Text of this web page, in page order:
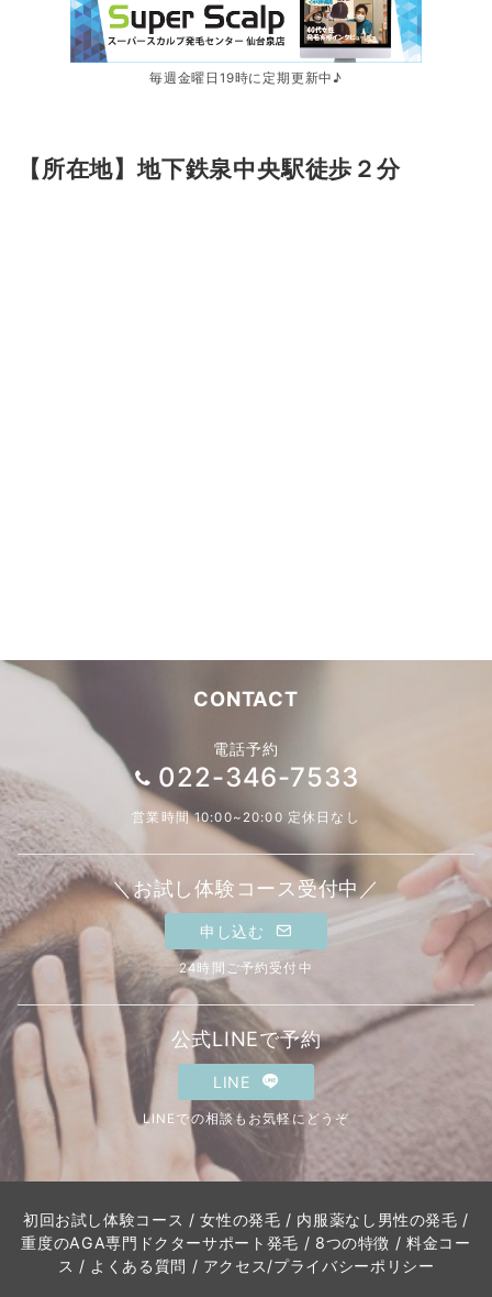
毎週金曜日19時に定期更新中♪
【所在地】地下鉄泉中央駅徒歩２分
CONTACT
電話予約
022-346-7533
営業時間 10:00~20:00 定休日なし
＼お試し体験コース受付中／
申し込む
24時間ご予約受付中
公式LINEで予約
LINE
LINEでの相談もお気軽にどうぞ
初回お試し体験コース /女性の発毛 / 内服薬なし男性の発毛 /
重度のAGA専門ドクターサポート発毛 / 8つの特徴 / 料金コー
ス / よくある質問 / アクセス/プライバシーポリシー